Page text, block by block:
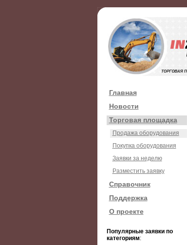
Главная
Новости
Торговая площадка
Продажа оборудования
Покупка оборудования
Заявки за неделю
Разместить заявку
Справочник
Поддержка
О проекте
Популярные заявки по
категориям: